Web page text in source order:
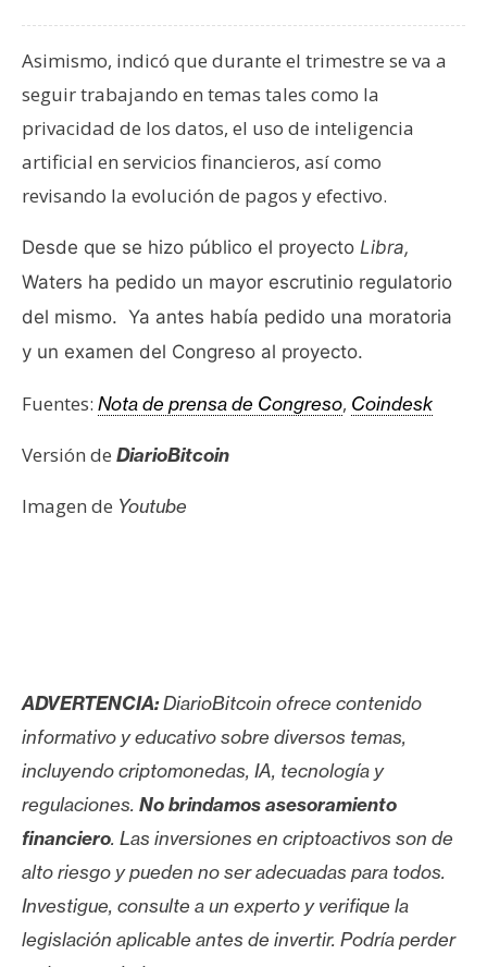
e
a
s
R
e
u
r
s
o
s
o
n
u
b
l
i
c
i
d
a
d
Asimismo, indicó que durante el trimestre se va a
seguir trabajando en temas tales como la
privacidad de los datos, el uso de inteligencia
artificial en servicios financieros, así como
revisando la evolución de pagos y efectivo.
Desde que se hizo público el proyecto Libra,
Waters ha pedido un mayor escrutinio regulatorio
del mismo. Ya antes había pedido una moratoria
y un examen del Congreso al proyecto.
Fuentes: Nota de prensa de Congreso, Coindesk
Versión de DiarioBitcoin
Imagen de Youtube
ADVERTENCIA:DiarioBitcoin ofrece contenido
informativo y educativo sobre diversos temas,
incluyendo criptomonedas, IA, tecnología y
regulaciones. No brindamos asesoramiento
financiero. Las inversiones en criptoactivos son de
alto riesgo y pueden no ser adecuadas para todos.
Investigue, consulte a un experto y verifique la
legislación aplicable antes de invertir. Podría perder